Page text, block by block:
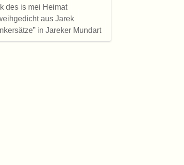
des is mei Heimat
aus Jarek
in Jareker Mundart